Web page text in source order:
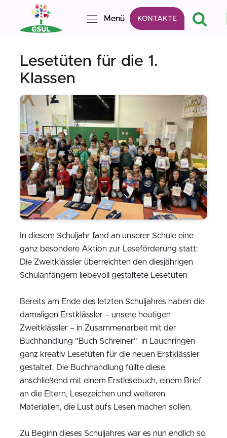
Menü KONTAKTE
Lesetüten für die 1.
Klassen
In diesem Schuljahr fand an unserer Schule eine
ganz besondere Aktion zur Leseförderung statt:
Die Zweitklässler überreichten den diesjährigen
Schulanfängern liebevoll gestaltete Lesetüten
Bereits am Ende des letzten Schuljahres haben die
damaligen Erstklässler – unsere heutigen
Zweitklässler – in Zusammenarbeit mit der
Buchhandlung "Buch Schreiner" in Lauchringen
ganz kreativ Lesetüten für die neuen Erstklässler
gestaltet. Die Buchhandlung füllte diese
anschließend mit einem Erstlesebuch, einem Brief
an die Eltern, Lesezeichen und weiteren
Materialien, die Lust aufs Lesen machen sollen.
Zu Beginn dieses Schuljahres war es nun endlich so